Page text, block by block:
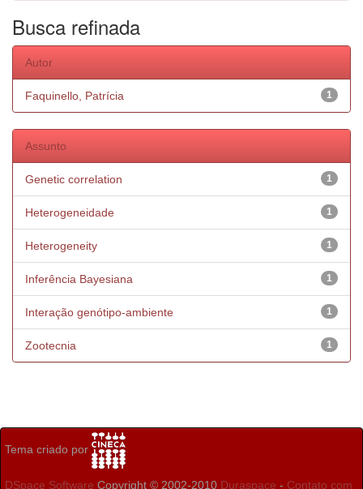
Busca refinada
Autor
1
Faquinello, Patrícia
Assunto
1
Genetic correlation
1
Heterogeneidade
1
Heterogeneity
1
Inferência Bayesiana
1
Interação genótipo-ambiente
1
Zootecnia
Tema criado por
DSpace Software Copyright © 2002-2010 Duraspace - Contato com